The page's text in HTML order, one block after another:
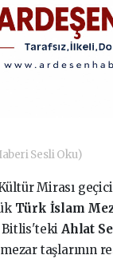
Sesli Oku)
Mirası
Türk İslam
Bitlis'tekiAhlat
taşlarının